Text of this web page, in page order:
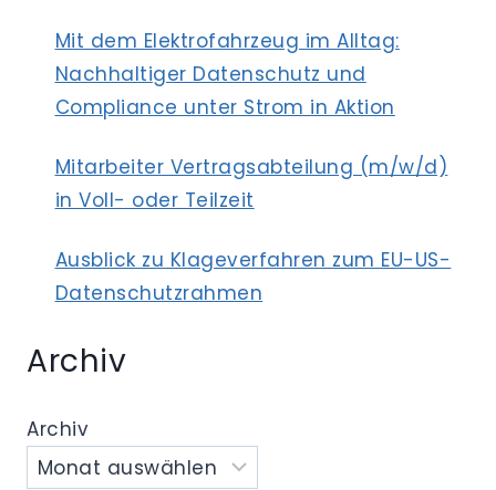
Mit dem Elektrofahrzeug im Alltag:
Nachhaltiger Datenschutz und
Compliance unter Strom in Aktion
Mitarbeiter Vertragsabteilung (m/w/d)
in Voll- oder Teilzeit
Ausblick zu Klageverfahren zum EU-US-
Datenschutzrahmen
Archiv
Archiv